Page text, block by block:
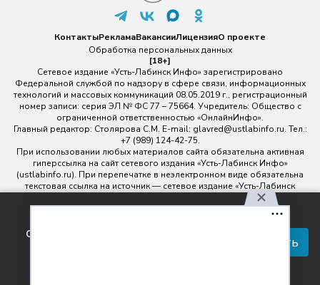
соглашаетесь с правилами
Принять
КонтактыРекламаВакансииЛицензияО проекте
Обработка персональных данных
[18+]
Сетевое издание «Усть-Лабинск Инфо» зарегистрировано
Федеральной службой по надзору в сфере связи, информационных
технологий и массовых коммуникаций 08.05.2019 г., регистрационный
номер записи: серия ЭЛ № ФС 77 – 75664. Учредитель: Общество с
ограниченной ответственностью «ОнлайнИнфо».
Главный редактор: Столярова С.М. E-mail: glavred@ustlabinfo.ru. Тел.:
+7 (989) 124-42-75.
При использовании любых материалов сайта обязательна активная
гиперссылка на сайт сетевого издания «Усть-Лабинск Инфо»
(ustlabinfo.ru). При перепечатке в неэлектронном виде обязательна
текстовая ссылка на источник — сетевое издание «Усть-Лабинск
Использование фото- и видеоматериалов без письменного